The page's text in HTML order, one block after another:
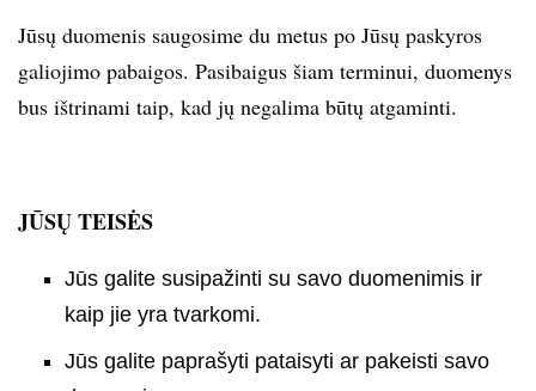
Jūsų duomenis saugosime du metus po Jūsų paskyros
galiojimo pabaigos. Pasibaigus šiam terminui, duomenys
bus ištrinami taip, kad jų negalima būtų atgaminti.
JŪSŲ TEISĖS
Jūs galite susipažinti su savo duomenimis ir
kaip jie yra tvarkomi.
Jūs galite paprašyti pataisyti ar pakeisti savo